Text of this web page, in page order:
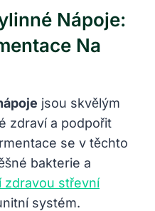
Nápoje:
Na
jsou skvělým
zdraví a podpořit
se v těchto
bakterie a
zdravou střevní
systém.